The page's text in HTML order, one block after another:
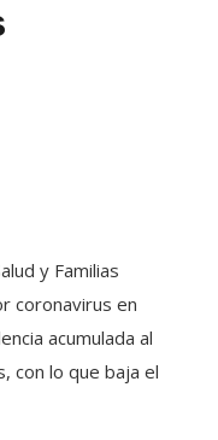
y Familias
coronavirus en
acumulada al
con lo que baja el